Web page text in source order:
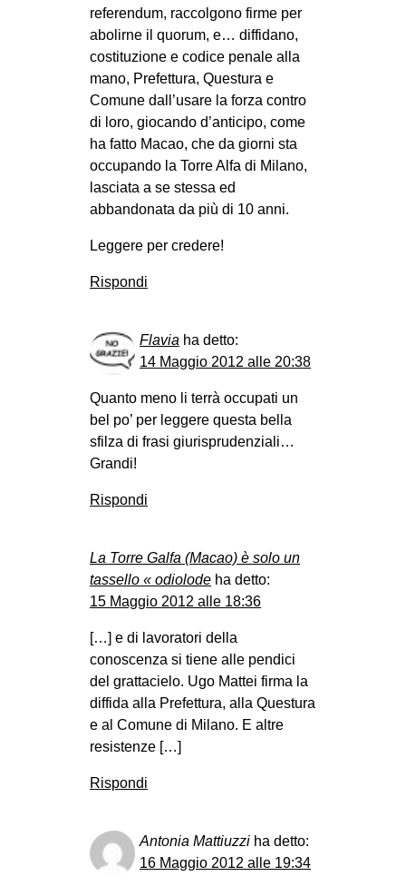
referendum, raccolgono firme per
abolirne il quorum, e… diffidano,
costituzione e codice penale alla
mano, Prefettura, Questura e
Comune dall’usare la forza contro
di loro, giocando d’anticipo, come
ha fatto Macao, che da giorni sta
occupando la Torre Alfa di Milano,
lasciata a se stessa ed
abbandonata da più di 10 anni.
Leggere per credere!
Rispondi
Flavia ha detto:
14 Maggio 2012 alle 20:38
Quanto meno li terrà occupati un
bel po’ per leggere questa bella
sfilza di frasi giurisprudenziali…
Grandi!
Rispondi
La Torre Galfa (Macao) è solo un
tassello « odiolode ha detto:
15 Maggio 2012 alle 18:36
[…] e di lavoratori della
conoscenza si tiene alle pendici
del grattacielo. Ugo Mattei firma la
diffida alla Prefettura, alla Questura
e al Comune di Milano. E altre
resistenze […]
Rispondi
Antonia Mattiuzzi ha detto:
16 Maggio 2012 alle 19:34